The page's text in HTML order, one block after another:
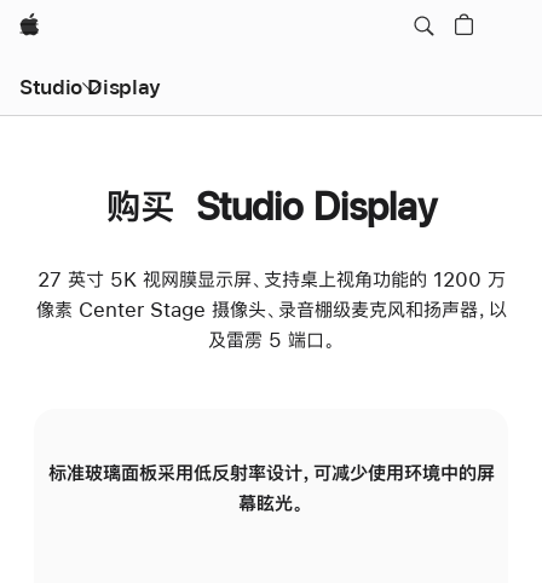
Apple
Studio Display
购买 Studio Display
27 英寸 5K 视网膜显示屏、支持桌上视角功能的 1200 万
像素 Center Stage 摄像头、录音棚级麦克风和扬声器，以
及雷雳 5 端口。
标准玻璃面板采用低反射率设计，可减少使用环境中的屏
幕眩光。